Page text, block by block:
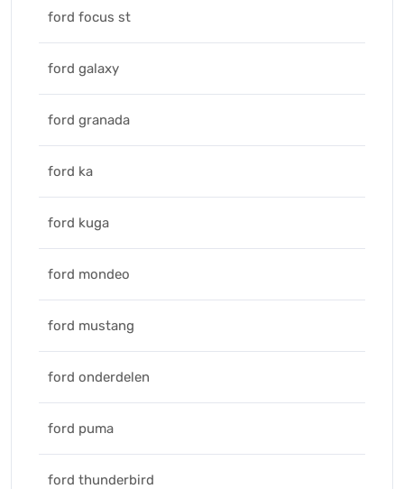
ford focus st
ford galaxy
ford granada
ford ka
ford kuga
ford mondeo
ford mustang
ford onderdelen
ford puma
ford thunderbird